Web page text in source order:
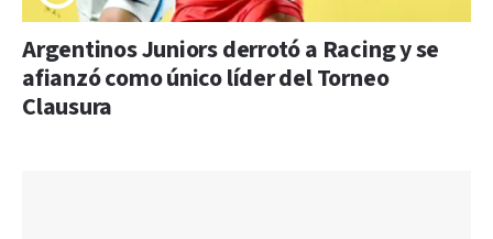
Argentinos Juniors derrotó a Racing y se
afianzó como único líder del Torneo
Clausura